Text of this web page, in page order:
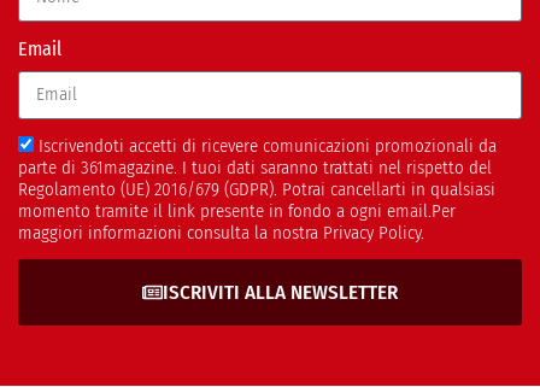
Email
Iscrivendoti accetti di ricevere comunicazioni promozionali da
parte di 361magazine. I tuoi dati saranno trattati nel rispetto del
Regolamento (UE) 2016/679 (GDPR). Potrai cancellarti in qualsiasi
momento tramite il link presente in fondo a ogni email.Per
maggiori informazioni consulta la nostra Privacy Policy.
ISCRIVITI ALLA NEWSLETTER